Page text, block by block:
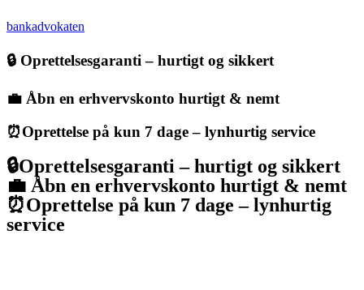
bankadvokaten
🔒 Oprettelsesgaranti – hurtigt og sikkert
💼 Åbn en erhvervskonto hurtigt & nemt
⏰Oprettelse på kun 7 dage – lynhurtig service
🔒Oprettelsesgaranti – hurtigt og sikkert
💼 Åbn en erhvervskonto hurtigt & nemt
⏰Oprettelse på kun 7 dage – lynhurtig
service